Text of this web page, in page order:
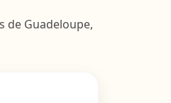
de Guadeloupe,